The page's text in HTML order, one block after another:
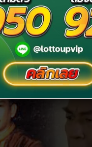
มซื้อหวยตามเลขอายุ วัน
อย่าลืมทำบุญอุทิศส่วนกุศล
าม ราชพงษ์: 75 57 11 64